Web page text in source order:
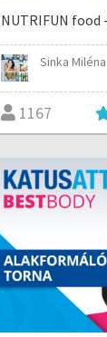
NUTRIFUN food
Sinka Miléna
1167